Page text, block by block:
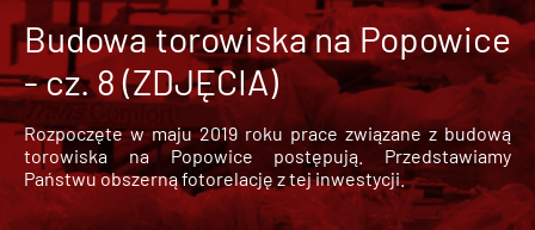
Budowa torowiska na Popowice
- cz. 8 (ZDJĘCIA)
Rozpoczęte w maju 2019 roku prace związane z budową
torowiska na Popowice
postępują. Przedstawiamy
Państwu obszerną fotorelację z tej inwestycji.